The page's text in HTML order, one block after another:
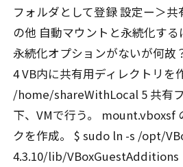
フォルダとして登録 設定ー＞
の他 自動マウントと永続化す
永続化オプションがないが何故
4 VB内に共有用ディレクトリ
/home/shareWithLocal 5 共有
下、VMで行う。 mount.vboxsf
クを作成。 $ sudo ln -s /opt/
4.3.10/lib/VBoxGuestAdditions